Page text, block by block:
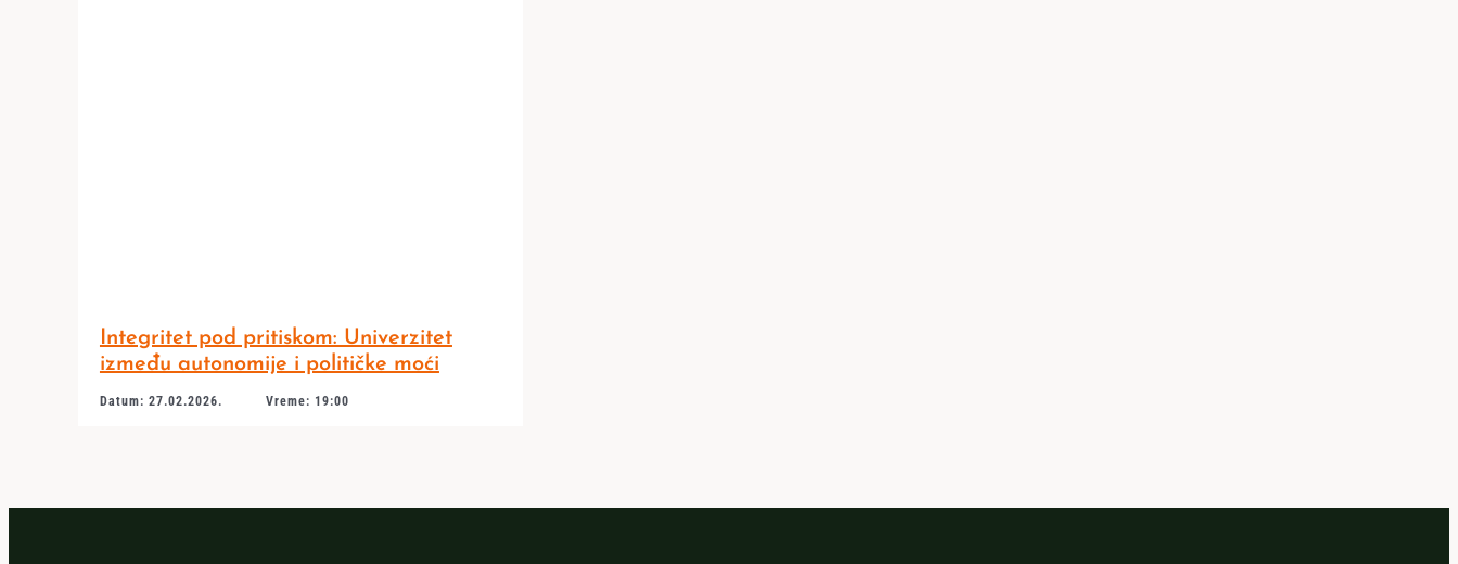
Integritet pod pritiskom: Univerzitet
između autonomije i političke moći
Datum: 27.02.2026. Vreme: 19:00